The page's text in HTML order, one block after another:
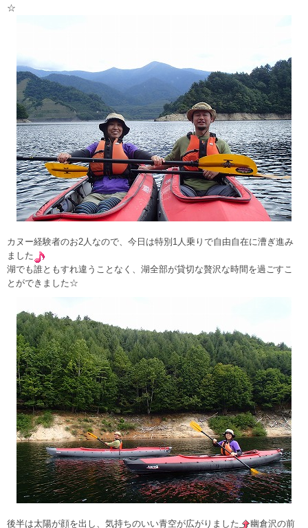
☆
カヌー経験者のお2人なので、今日は特別1人乗りで自由自在に漕ぎ進み
ました
湖でも誰ともすれ違うことなく、湖全部が貸切な贅沢な時間を過ごすこ
とができました☆
後半は太陽が顔を出し、気持ちのいい青空が広がりました 幽倉沢の前